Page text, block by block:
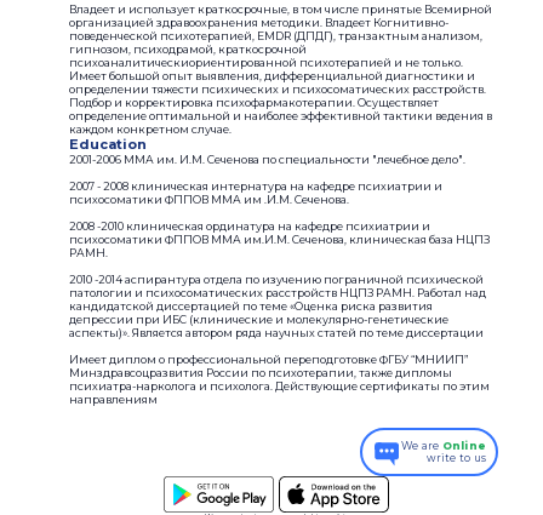
Владеет и использует краткосрочные, в том числе принятые Всемирной
организацией здравоохранения методики. Владеет Когнитивно-
поведенческой психотерапией, EMDR (ДПДГ), транзактным анализом,
гипнозом, психодрамой, краткосрочной
психоаналитическиориентированной психотерапией и не только.
Имеет большой опыт выявления, дифференциальной диагностики и
определении тяжести психических и психосоматических расстройств.
Подбор и корректировка психофармакотерапии. Осуществляет
определение оптимальной и наиболее эффективной тактики ведения в
каждом конкретном случае.
Education
2001-2006 ММА им. И.М. Сеченова по специальности "лечебное дело".
2007 - 2008 клиническая интернатура на кафедре психиатрии и
психосоматики ФППОВ ММА им .И.М. Сеченова.
2008 -2010 клиническая ординатура на кафедре психиатрии и
психосоматики ФППОВ ММА им.И.М. Сеченова, клиническая база НЦПЗ
РАМН.
2010 -2014 аспирантура отдела по изучению пограничной психической
патологии и психосоматических расстройств НЦПЗ РАМН. Работал над
кандидатской диссертацией по теме «Оценка риска развития
депрессии при ИБС (клинические и молекулярно-генетические
аспекты)». Является автором ряда научных статей по теме диссертации
Имеет диплом о профессиональной переподготовке ФГБУ “МНИИП”
Минздравсоцразвития России по психотерапии, также дипломы
психиатра-нарколога и психолога. Действующие сертификаты по этим
направлениям
We are Online
write to us